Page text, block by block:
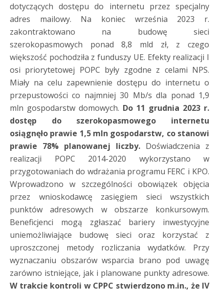
dotyczących dostępu do internetu przez specjalny
adres mailowy. Na koniec września 2023 r.
zakontraktowano na budowę sieci
szerokopasmowych ponad 8,8 mld zł, z czego
większość pochodziła z funduszy UE. Efekty realizacji I
osi priorytetowej POPC były zgodne z celami NPS.
Miały na celu zapewnienie dostępu do internetu o
przepustowości co najmniej 30 Mb/s dla ponad 1,9
mln gospodarstw domowych. Do 11 grudnia 2023 r.
dostęp do szerokopasmowego internetu
osiągnęło prawie 1,5 mln gospodarstw, co stanowi
prawie 78% planowanej liczby. Doświadczenia z
realizacji POPC 2014-2020 wykorzystano w
przygotowaniach do wdrażania programu FERC i KPO.
Wprowadzono w szczególności obowiązek objęcia
przez wnioskodawcę zasięgiem sieci wszystkich
punktów adresowych w obszarze konkursowym.
Beneficjenci mogą zgłaszać bariery inwestycyjne
uniemożliwiające budowę sieci oraz korzystać z
uproszczonej metody rozliczania wydatków. Przy
wyznaczaniu obszarów wsparcia brano pod uwagę
zarówno istniejące, jak i planowane punkty adresowe.
W trakcie kontroli w CPPC stwierdzono m.in., że IV